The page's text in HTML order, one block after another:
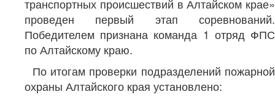
транспортных происшествий в Алтайском крае»
проведен первый этап соревнований.
Победителем признана команда 1 отряд ФПС
по Алтайскому краю.
По итогам проверки подразделений пожарной
охраны Алтайского края установлено: